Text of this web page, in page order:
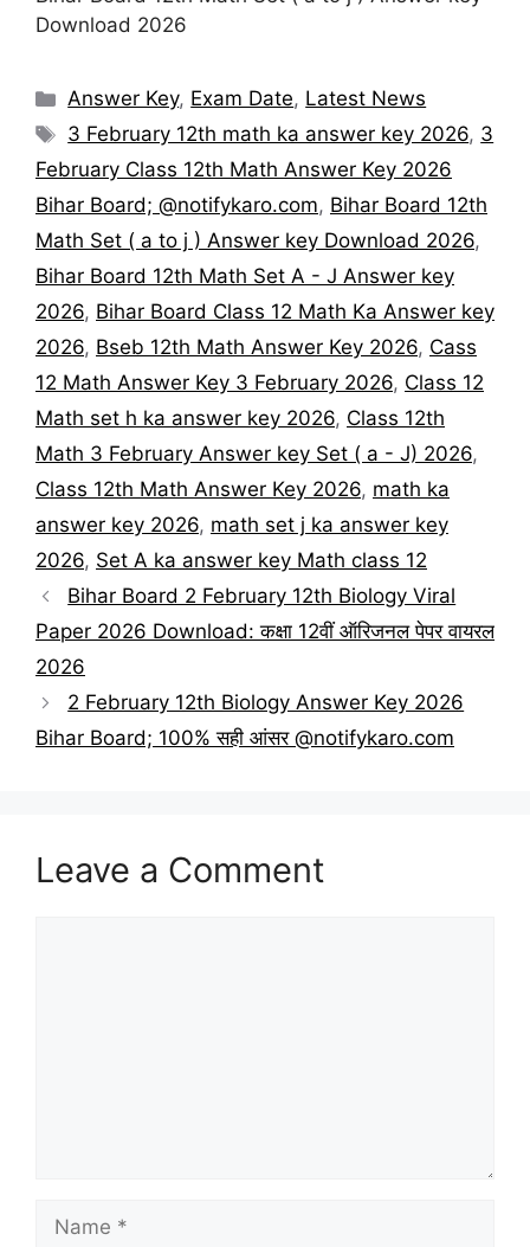
Download 2026
Categories
Answer Key, Exam Date, Latest News
Tags
3 February 12th math ka answer key 2026, 3
February Class 12th Math Answer Key 2026
Bihar Board; @notifykaro.com, Bihar Board 12th
Math Set ( a to j ) Answer key Download 2026,
Bihar Board 12th Math Set A - J Answer key
2026, Bihar Board Class 12 Math Ka Answer key
2026, Bseb 12th Math Answer Key 2026, Cass
12 Math Answer Key 3 February 2026, Class 12
Math set h ka answer key 2026, Class 12th
Math 3 February Answer key Set ( a - J) 2026,
Class 12th Math Answer Key 2026, math ka
answer key 2026, math set j ka answer key
2026, Set A ka answer key Math class 12
Bihar Board 2 February 12th Biology Viral
Paper 2026 Download: कक्षा 12वीं ऑरिजनल पेपर वायरल
2026
2 February 12th Biology Answer Key 2026
Bihar Board; 100% सही आंसर @notifykaro.com
Leave a Comment
Name